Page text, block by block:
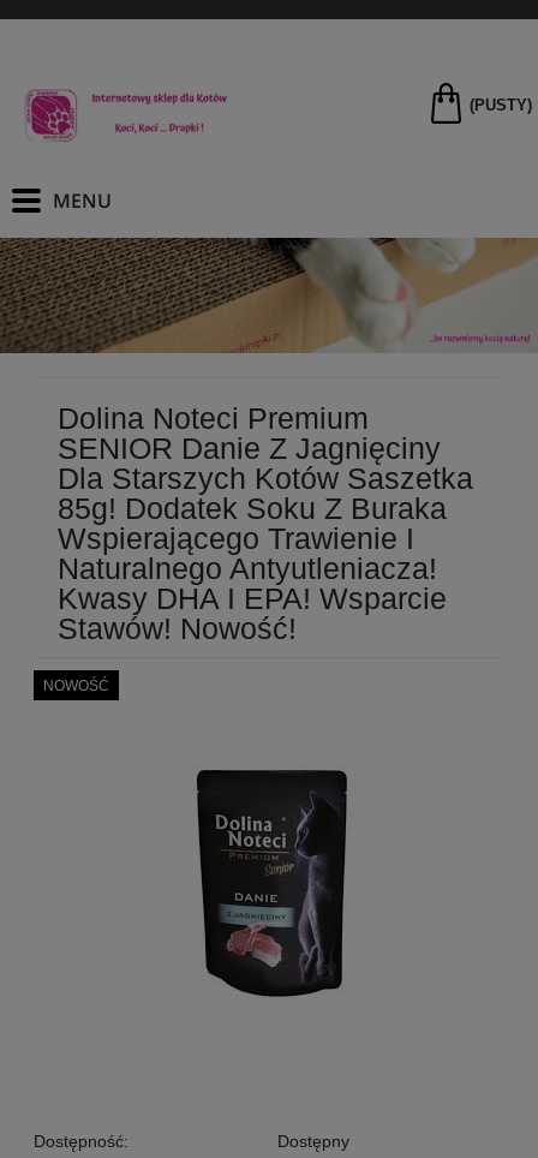
(PUSTY)
Dolina Noteci Premium
SENIOR Danie Z Jagnięciny
Dla Starszych Kotów Saszetka
85g! Dodatek Soku Z Buraka
Wspierającego Trawienie I
Naturalnego Antyutleniacza!
Kwasy DHA I EPA! Wsparcie
Stawów! Nowość!
NOWOŚĆ
Dostępność:
Dostępny